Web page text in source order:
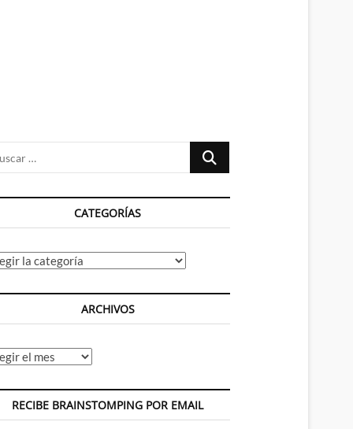
Buscar
CATEGORÍAS
ARCHIVOS
RECIBE BRAINSTOMPING POR EMAIL